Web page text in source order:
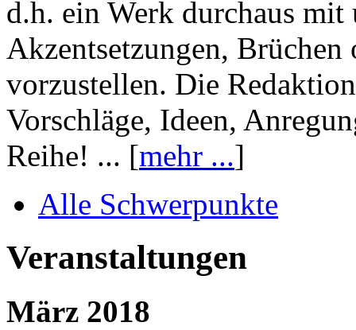
d.h. ein Werk durchaus mit
Akzentsetzungen, Brüchen
vorzustellen. Die
Vorschläge, Ideen,
Reihe! ... [mehr ...]
Alle Schwerpunkte
Veranstaltungen
März 2018